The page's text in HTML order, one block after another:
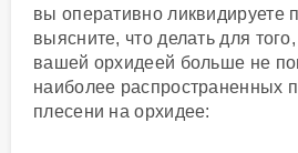
вы оперативно ликвидируете
выясните, что делать для
вашей орхидеей больше не
наиболее распространенных
плесени на орхидее: